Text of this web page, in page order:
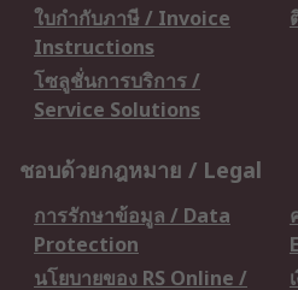
ใบกำกับภาษี / Invoice
Instructions
โซลูชั่นการบริการ /
Service Solutions
ชอบด้วยกฎหมาย / Legal
การรักษาข้อมูล / Data
Protection
นโยบายของ RS Online /